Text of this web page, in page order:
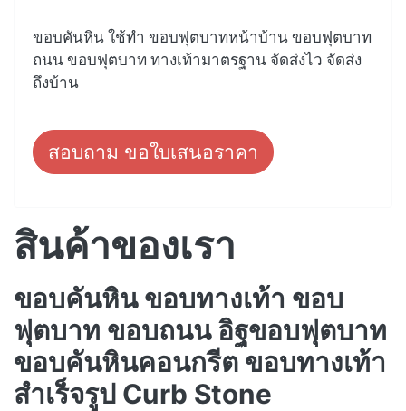
ขอบคันหิน ใช้ทำ ขอบฟุตบาทหน้าบ้าน ขอบฟุตบาท
ถนน ขอบฟุตบาท ทางเท้ามาตรฐาน จัดส่งไว จัดส่ง
ถึงบ้าน
สอบถาม ขอใบเสนอราคา
สินค้าของเรา
ขอบคันหิน ขอบทางเท้า ขอบ
ฟุตบาท ขอบถนน อิฐขอบฟุตบาท
ขอบคันหินคอนกรีต ขอบทางเท้า
สำเร็จรูป Curb Stone